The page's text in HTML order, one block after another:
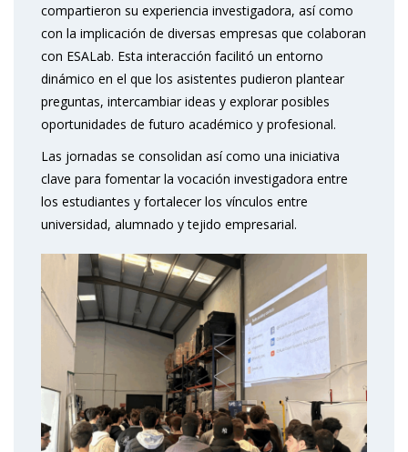
compartieron su experiencia investigadora, así como
con la implicación de diversas empresas que colaboran
con ESALab. Esta interacción facilitó un entorno
dinámico en el que los asistentes pudieron plantear
preguntas, intercambiar ideas y explorar posibles
oportunidades de futuro académico y profesional.
Las jornadas se consolidan así como una iniciativa
clave para fomentar la vocación investigadora entre
los estudiantes y fortalecer los vínculos entre
universidad, alumnado y tejido empresarial.